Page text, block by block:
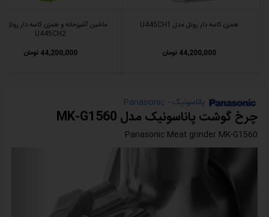
همزن کاسه دار روتل مدل U445CH1
44,200,000 تومان
ماشین آشپزخانه و همزن کاسه دار روتل
U445CH2
44,200,000 تومان
پاناسونیک - Panasonic
چرخ گوشت پاناسونیک مدل MK-G1560
Panasonic Meat grinder MK-G1560